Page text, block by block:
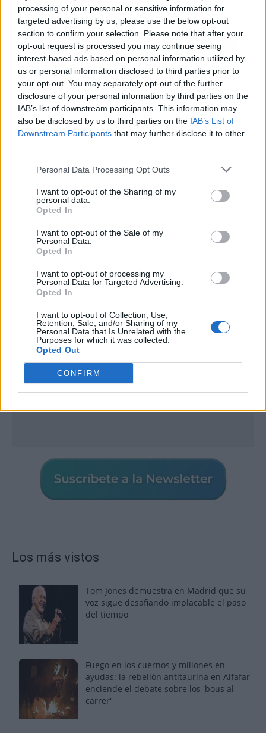
processing of your personal or sensitive information for
targeted advertising by us, please use the below opt-out
section to confirm your selection. Please note that after your
opt-out request is processed you may continue seeing
interest-based ads based on personal information utilized by
us or personal information disclosed to third parties prior to
your opt-out. You may separately opt-out of the further
disclosure of your personal information by third parties on the
IAB’s list of downstream participants. This information may
also be disclosed by us to third parties on the IAB’s List of
Downstream Participants that may further disclose it to other
Personal Data Processing Opt Outs
I want to opt-out of the Sharing of my
personal data.
Opted In
I want to opt-out of the Sale of my
Personal Data.
Opted In
I want to opt-out of processing my
Personal Data for Targeted Advertising.
Opted In
I want to opt-out of Collection, Use,
Retention, Sale, and/or Sharing of my
Personal Data that Is Unrelated with the
Purposes for which it was collected.
Opted Out
CONFIRM
Publicidad
Los más vistos
Tom Jones demuestra en Madrid que su
voz sigue desafiando implacable el paso
del tiempo
Fuego en los cuernos y millones en
ayudas: la rebelión antitaurina en Alfafar
enciende el debate sobre los 'bous al
carrer'